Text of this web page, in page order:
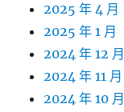
2025 年 4 月
2025 年 1 月
2024 年 12 月
2024 年 11 月
2024 年 10 月